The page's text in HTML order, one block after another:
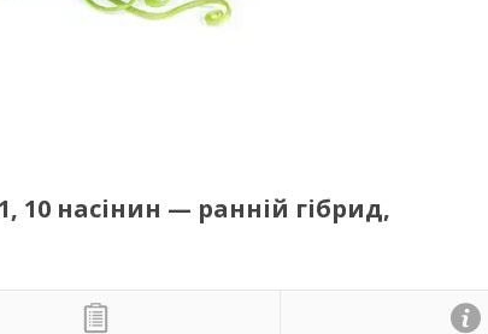
10 насінин — ранній гібрид,